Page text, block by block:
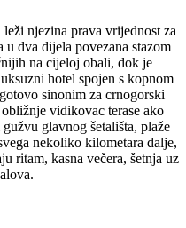
njezina prava vrijednost za
dva dijela povezana stazom
na cijeloj obali, dok je
hotel spojen s kopnom
sinonim za crnogorski
vidikovac terase ako
glavnog šetališta, plaže
nekoliko kilometara dalje,
ritam, kasna večera, šetnja uz